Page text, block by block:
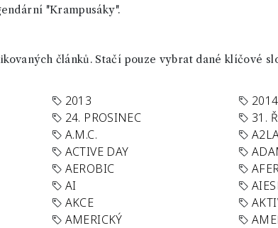
"Krampusáky".
článků. Stačí pouze vybrat dané klíčové
2013
2014
24. PROSINEC
31.
A.M.C.
ACTIVE DAY
AEROBIC
AI
AKCE
AMERICKÝ